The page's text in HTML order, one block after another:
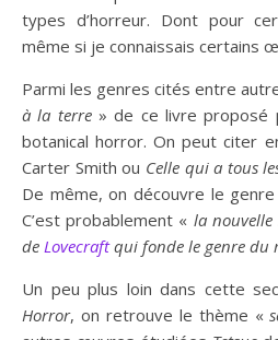
types d’horreur. Dont pour
même si je connaissais certains
Parmi les genres cités entre
à la terre» de ce livre proposé
botanical horror. On peut citer
Carter Smith ou Celle qui a tous
De même, on découvre le
C’est probablement « la
de Lovecraftqui fonde le genre du
Un peu plus loin dans cette
Horror, on retrouve le thème «